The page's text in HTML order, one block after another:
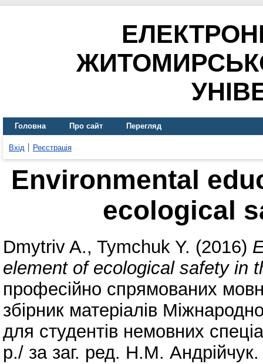
Головна Про сайт Перегляд
Вхід Реєстрація
Environmental
ecological
Dmytriv A., Tymchuk Y. (2016)
element of ecological safety in
професійно спрямованих
збірник матеріалів
для студентів немовних
р./ за заг. ред. Н.М.